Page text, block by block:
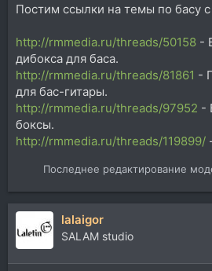
Постим ссылки на темы по басу
http://rmmedia.ru/threads/50158 -
дибокса для баса.
http://rmmedia.ru/threads/81861 -
для бас-гитары.
http://rmmedia.ru/threads/97952 -
боксы.
http://rmmedia.ru/threads/119899/
Последнее редактирование
lalaigor
SALAM studio